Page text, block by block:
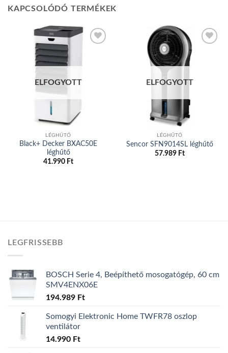
KAPCSOLÓDÓ TERMÉKEK
ELFOGYOTT
LÉGHŰTŐ
Black+ Decker BXAC50E
léghűtő
41.990 Ft
ELFOGYOTT
LÉGHŰTŐ
Sencor SFN9014SL léghűtő
57.989 Ft
LEGFRISSEBB
BOSCH Serie 4, Beépíthető mosogatógép, 60 cm
SMV4ENX06E
194.989 Ft
Somogyi Elektronic Home TWFR78 oszlop
ventilátor
14.990 Ft